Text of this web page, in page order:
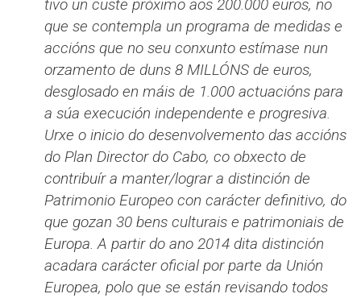
tivo un custe próximo aos 200.000 euros, no
que se contempla un programa de medidas e
accións que no seu conxunto estímase nun
orzamento de duns 8 MILLÓNS de euros,
desglosado en máis de 1.000 actuacións para
a súa execución independente e progresiva.
Urxe o inicio do desenvolvemento das accións
do Plan Director do Cabo, co obxecto de
contribuír a manter/lograr a distinción de
Patrimonio Europeo con carácter definitivo, do
que gozan 30 bens culturais e patrimoniais de
Europa. A partir do ano 2014 dita distinción
acadara carácter oficial por parte da Unión
Europea, polo que se están revisando todos